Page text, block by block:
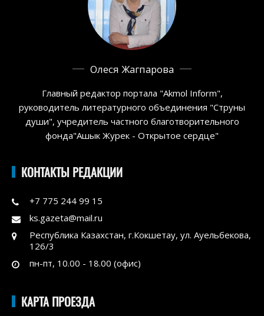
Олеся Жагпарова
Главный редактор портала "Akmol Inform",
руководитель литературного объединения "Струны
души", учредитель частного благотворительного
фонда"Ашык Журек - Открытое сердце"
КОНТАКТЫ РЕДАКЦИИ
+7 775 244 99 15
ks.gazeta@mail.ru
Республика Казахстан, г.Кокшетау, ул. Ауельбекова,
126/3
пн-пт, 10.00 - 18.00 (офис)
КАРТА ПРОЕЗДА